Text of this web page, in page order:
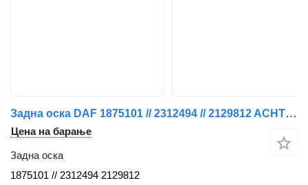
Задна оска DAF 1875101 // 2312494 // 2129812 ACHTER AS XF 530 EURO 6 MODEL 2021 за камион
Цена на барање
Задна оска
1875101 // 2312494 2129812